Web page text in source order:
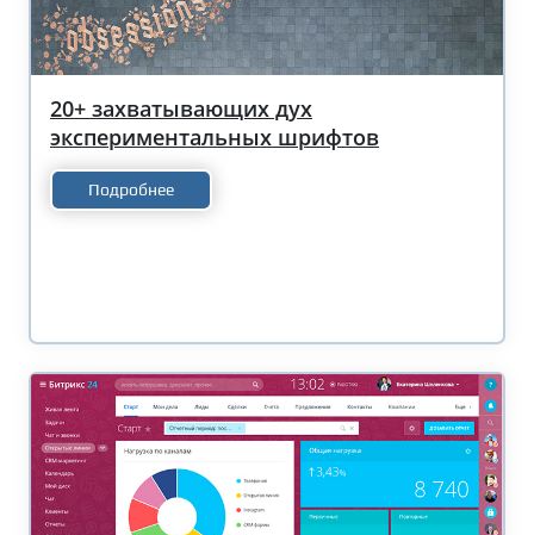
20+ захватывающих дух
экспериментальных шрифтов
Подробнее